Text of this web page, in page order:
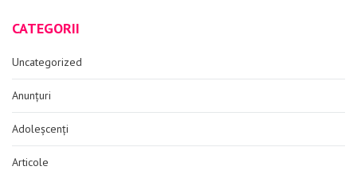
CATEGORII
Uncategorized
Anunțuri
Adoleșcenți
Articole